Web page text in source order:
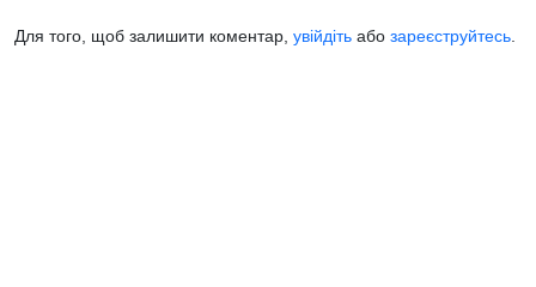
Для того, щоб залишити коментар, увійдіть або зареєструйтесь